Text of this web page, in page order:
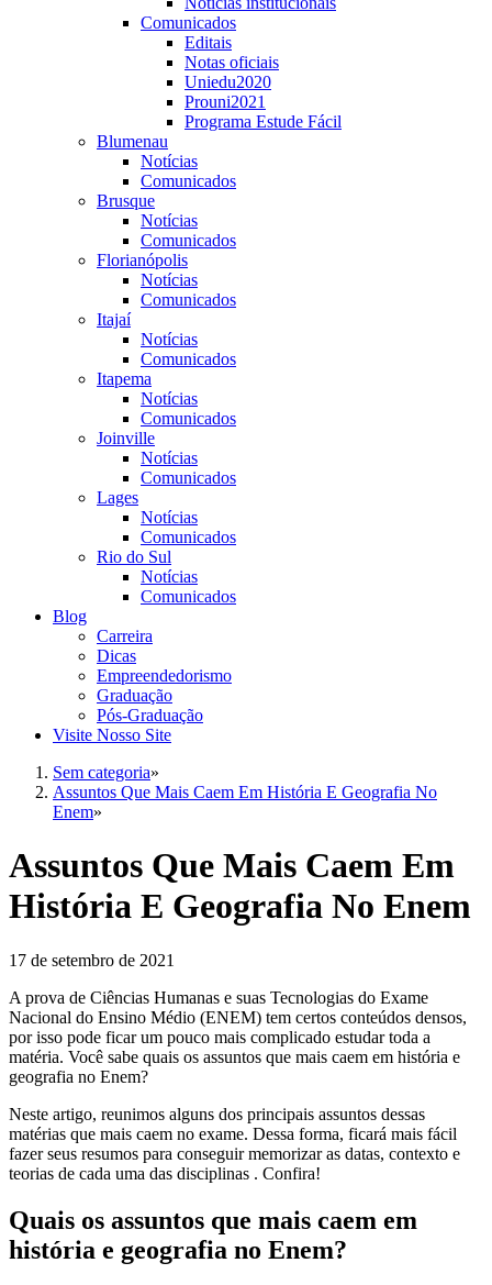
Comunicados
Editais
Notas oficiais
Uniedu2020
Prouni2021
Programa Estude Fácil
Blumenau
Notícias
Comunicados
Brusque
Notícias
Comunicados
Florianópolis
Notícias
Comunicados
Itajaí
Notícias
Comunicados
Itapema
Notícias
Comunicados
Joinville
Notícias
Comunicados
Lages
Notícias
Comunicados
Rio do Sul
Notícias
Comunicados
Blog
Carreira
Dicas
Empreendedorismo
Graduação
Pós-Graduação
Visite Nosso Site
Sem categoria»
Assuntos Que Mais Caem Em História E Geografia No
Enem»
Assuntos Que Mais Caem Em
História E Geografia No Enem
17 de setembro de 2021
A prova de Ciências Humanas e suas Tecnologias do Exame
Nacional do Ensino Médio (ENEM) tem certos conteúdos densos,
por isso pode ficar um pouco mais complicado estudar toda a
matéria. Você sabe quais os assuntos que mais caem em história e
geografia no Enem?
Neste artigo, reunimos alguns dos principais assuntos dessas
matérias que mais caem no exame. Dessa forma, ficará mais fácil
fazer seus resumos para conseguir memorizar as datas, contexto e
teorias de cada uma das disciplinas . Confira!
Quais os assuntos que mais caem em
história e geografia no Enem?